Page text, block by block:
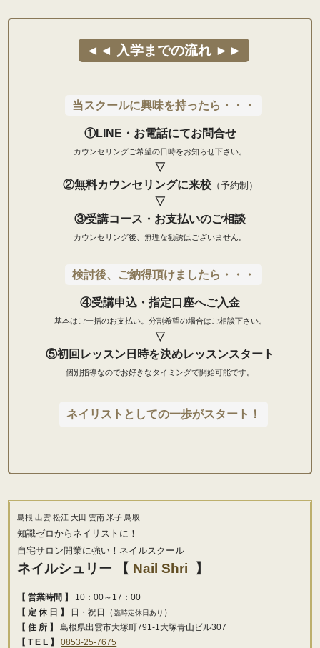
◄◄ 入学までの流れ ►►
当スクールに興味を持ったら・・・
①LINE・お電話にてお問合せ
カウンセリングご希望の日時をお知らせ下さい。
▽
②無料カウンセリングに来校（予約制）
▽
③受講コース・お支払いのご相談
カウンセリング後、無理な勧誘はございません。
検討後、ご納得頂けましたら・・・
④受講申込・指定口座へご入金
基本はご一括のお支払い。 分割希望の場合はご相談下さい。
▽
⑤初回レッスン日時を決めレッスンスタート
個別指導なのでお好きなタイミングで開始可能です。
ネイリストとしての一歩がスタート！
島根 出雲 松江 大田 雲南 米子 鳥取
知識ゼロからネイリストに！
自宅サロン開業に強い！ネイルスクール
ネイルシュリー 【 Nail Shri 】
【 営業時間 】 10：00～17：00
【 定 休 日 】
日・祝日（臨時定休日あり ）
【 住 所 】島根県出雲市大塚町791-1大塚青山ビル307
【 T E L 】0853-25-7675